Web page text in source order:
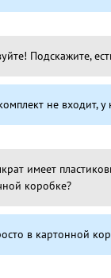
Подскажите,
не входит,
имеет
коробке?
в картонной